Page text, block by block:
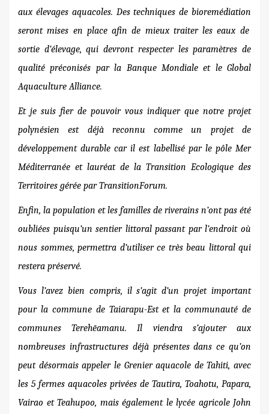
aux élevages aquacoles. Destechniques debioremédiation
seront mises en place afin de mieux traiter les eaux de
sortie d’élevage, qui devront respecter les paramètres de
qualité préconisés par la Banque Mondiale et le Global
Aquaculture Alliance.
Et je suis fier de pouvoir vous indiquer que notre projet
polynésien est déjà reconnu comme un projet de
développement durable car il est labellisé par le pôle Mer
Méditerranée et lauréat de la Transition Ecologique des
Territoires gérée par TransitionForum.
Enfin, la population et les familles de riverains n’ont pas été
oubliées puisqu’unsentier littoralpassant par l’endroit où
nous sommes, permettra d’utiliser ce très beau littoral qui
restera préservé.
Vous l’avez bien compris, il s’agit d’un projet important
pour la commune de Taiarapu-Est et la communauté de
communes Terehēamanu. Il viendra s’ajouter aux
nombreuses infrastructures déjà présentes dans ce qu’on
peut désormais appeler le Grenier aquacole de Tahiti, avec
les 5 fermes aquacoles privées de Tautira, Toahotu, Papara,
Vairao et Teahupoo, mais également le lycée agricole John